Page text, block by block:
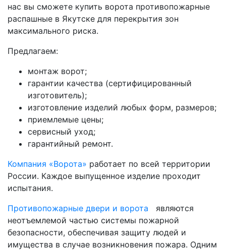
нас вы сможете купить ворота противопожарные
распашные в Якутске для перекрытия зон
максимального риска.
Предлагаем:
монтаж ворот;
гарантии качества (сертифицированный
изготовитель);
изготовление изделий любых форм, размеров;
приемлемые цены;
сервисный уход;
гарантийный ремонт.
Компания «Ворота» работает по всей территории
России. Каждое выпущенное изделие проходит
испытания.
Противопожарные двери и ворота
являются
неотъемлемой частью системы пожарной
безопасности, обеспечивая защиту людей и
имущества в случае возникновения пожара. Одним